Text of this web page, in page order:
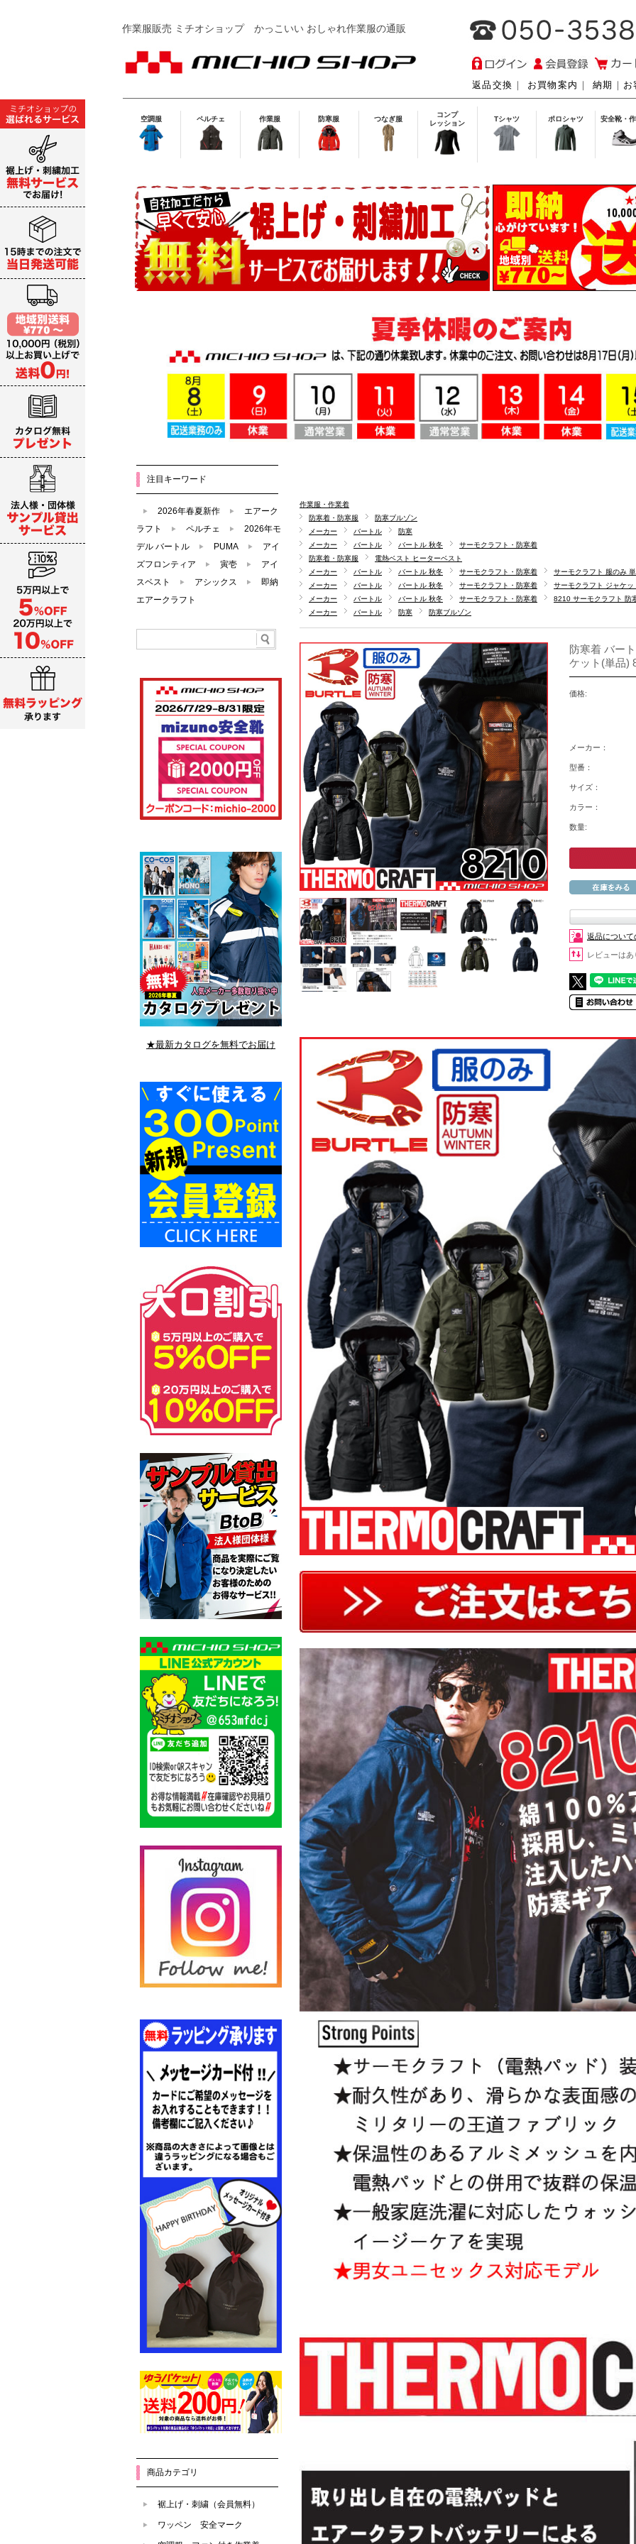
作業服販売 ミチオショップかっこいい おしゃれ作業服の通販
返品交換 ｜ お買物案内 ｜ 納期 ｜ お
空調服 ペルチェ 作業服 防寒服 つなぎ服
コンプ
レッション
Tシャツ ポロシャツ 安全靴・
作業服・作業着
防寒着・防寒服
防寒ブルゾン
メーカー
バートル
防寒
メーカー
バートル バートル 秋冬
サーモクラフト・防寒着
防寒着・防寒服
電熱ベスト ヒーターベスト
メーカー
バートル バートル 秋冬 サーモクラフト・防寒着
サーモクラフト 服のみ
メーカー
バートル バートル 秋冬 サーモクラフト・防寒着
サーモクラフト ジャケッ
メーカー
バートル バートル 秋冬 サーモクラフト・防寒着
8210 サーモクラフト 防
メーカー
バートル 防寒 防寒ブルゾン
防寒着 バー
ケット(単品)
価格:
メーカー：
型番：
サイズ：
カラー：
数量:
返品につい
レビューはあ
注目キーワード
2026年春夏新作
エアーク
ラフト
ペルチェ
2026年モ
デル バートル
PUMA
アイ
ズフロンティア
寅壱
アイ
スベスト
アシックス
即納
エアークラフト
★最新カタログを無料でお届け
商品カテゴリ
裾上げ・刺繍（会員無料）
ワッペン 安全マーク